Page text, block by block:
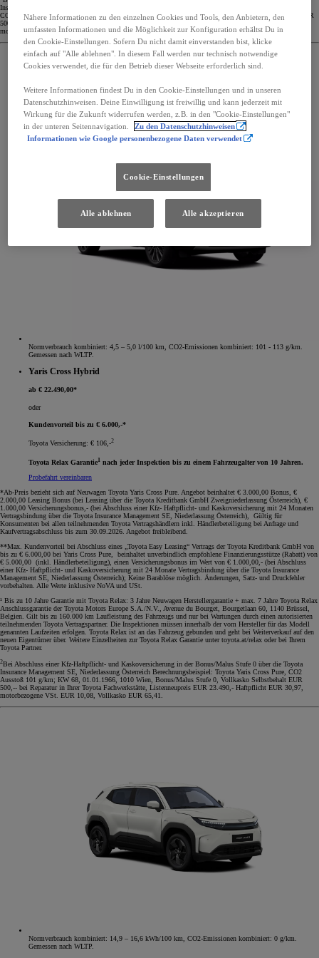
Insurance Management SE, Niederlassung Österreich Berechnungsbeispiel: Toyota Yaris Hybrid 116 Active,
CO2 Ausstoß 87 g/km; KW 68, 01.01.1966, 1010 Wien, Bonus/Malus Stufe 0, Vollkasko Selbstbehalt EUR
500,-- bei Reparatur in Ihrer Toyota Fachwerkstätte, Listenneupreis EUR 23.490,- Haftpflicht EUR 24,96,
motorbezogene VSt. EUR 10,08, Vollkasko EUR 68,76.
Normverbrauch kombiniert: 4,5 – 5,0 l/100 km, CO2-Emissionen kombiniert: 101 - 113 g/km.
Gemessen nach WLTP.
Yaris Cross Hybrid
ab € 22.490,00*
oder
Kundenvorteil bis zu € 6.000,-*
Toyota Versicherung: € 106,-2
Toyota Relax Garantie
nach jeder Inspektion bis zu einem Fahrzeugalter von 10 Jahren.
Probefahrt vereinbaren
*Ab-Preis bezieht sich auf Neuwagen Toyota Yaris Cross Pure. Angebot beinhaltet € 3.000,00 Bonus, €
2.000,00 Leasing Bonus (bei Leasing über die Toyota Kreditbank GmbH Zweigniederlassung Österreich), €
1.000,00 Versicherungsbonus,- (bei Abschluss einer Kfz- Haftpflicht- und Kaskoversicherung mit 24 Monaten
Vertragsbindung über die Toyota Insurance Management SE, Niederlassung Österreich), Gültig für
Konsumenten bei allen teilnehmenden Toyota Vertragshändlern inkl. Händlerbeteiligung bei Anfrage und
Kaufvertragsabschluss bis zum 30.09.2026. Angebot freibleibend.
**Max. Kundenvorteil bei Abschluss eines „Toyota Easy Leasing“ Vertrags der Toyota Kreditbank GmbH von
bis zu € 6.000,00 bei Yaris Cross Pure, beinhaltet unverbindlich empfohlene Finanzierungsstütze (Rabatt) von
€ 5.000,00 (inkl. Händlerbeteiligung), einen Versicherungsbonus im Wert von € 1.000,00,- (bei Abschluss
einer Kfz- Haftpflicht- und Kaskoversicherung mit 24 Monate Vertragsbindung über die Toyota Insurance
Management SE, Niederlassung Österreich); Keine Barablöse möglich. Änderungen, Satz- und Druckfehler
vorbehalten. Alle Werte inklusive NoVA und USt
¹ Bis zu 10 Jahre Garantie mit Toyota Relax: 3 Jahre Neuwagen Herstellergarantie + max. 7 Jahre Toyota Relax
Anschlussgarantie der Toyota Motors Europe S.A./N.V., Avenue du Bourget, Bourgetlaan 60, 1140 Brüssel,
Belgien. Gilt bis zu 160.000 km Laufleistung des Fahrzeugs und nur bei Wartungen durch einen autorisierten
teilnehmenden Toyota Vertragspartner. Die Inspektionen müssen innerhalb der vom Hersteller für das Modell
genannten Laufzeiten erfolgen. Toyota Relax ist an das Fahrzeug gebunden und geht bei Weiterverkauf auf den
neuen Eigentümer über. Weitere Einzelheiten zur Toyota Relax Garantie unter toyota.at/relax oder bei Ihrem
Toyota Partner.
2Bei Abschluss einer Kfz-Haftpflicht- und Kaskoversicherung in der Bonus/Malus Stufe 0 über die Toyota
Insurance Management SE, Niederlassung Österreich Berechnungsbeispiel: Toyota Yaris Cross Pure, CO2
Ausstoß 101 g/km; KW 68, 01.01.1966, 1010 Wien, Bonus/Malus Stufe 0, Vollkasko Selbstbehalt EUR
500,-- bei Reparatur in Ihrer Toyota Fachwerkstätte, Listenneupreis EUR 23.490,- Haftpflicht EUR 30,97,
motorbezogene VSt. EUR 10,08, Vollkasko EUR 65,41.
Normverbrauch kombiniert: 14,9 – 16,6 kWh/100 km, CO2-Emissionen kombiniert: 0 g/km.
Gemessen nach WLTP.
Nähere Informationen zu den einzelnen Cookies und Tools, den Anbietern, den
umfassten Informationen und die Möglichkeit zur Konfiguration erhältst Du in
den Cookie-Einstellungen. Sofern Du nicht damit einverstanden bist, klicke
einfach auf "Alle ablehnen". In diesem Fall werden nur technisch notwendige
Cookies verwendet, die für den Betrieb dieser Webseite erforderlich sind.
Weitere Informationen findest Du in den Cookie-Einstellungen und in unseren
Datenschutzhinweisen. Deine Einwilligung ist freiwillig und kann jederzeit mit
Wirkung für die Zukunft widerrufen werden, z.B. in den "Cookie-Einstellungen"
in der unteren Seitennavigation.
Zu den Datenschutzhinweisen
Informationen wie Google personenbezogene Daten verwendet
Cookie-Einstellungen
Alle ablehnen Alle akzeptieren